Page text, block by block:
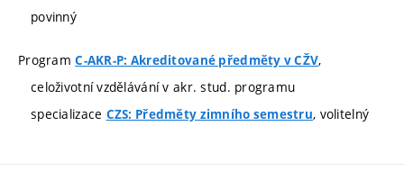
povinný
ProgramC-AKR-P: Akreditované předměty v CŽV,
celoživotní vzdělávání v akr. stud. programu
specializace CZS: Předměty zimního semestru, volitelný